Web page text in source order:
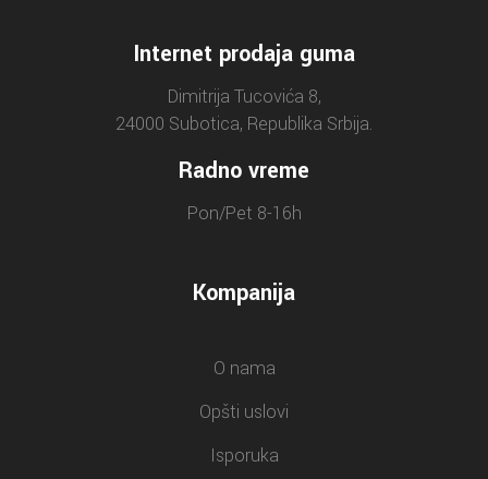
Internet prodaja guma
Dimitrija Tucovića 8,
24000 Subotica, Republika Srbija.
Radno vreme
Pon/Pet 8-16h
Kompanija
O nama
Opšti uslovi
Isporuka